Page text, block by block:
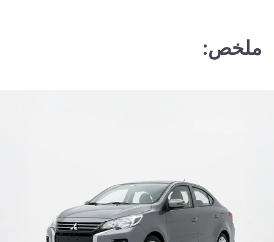
ملخص: